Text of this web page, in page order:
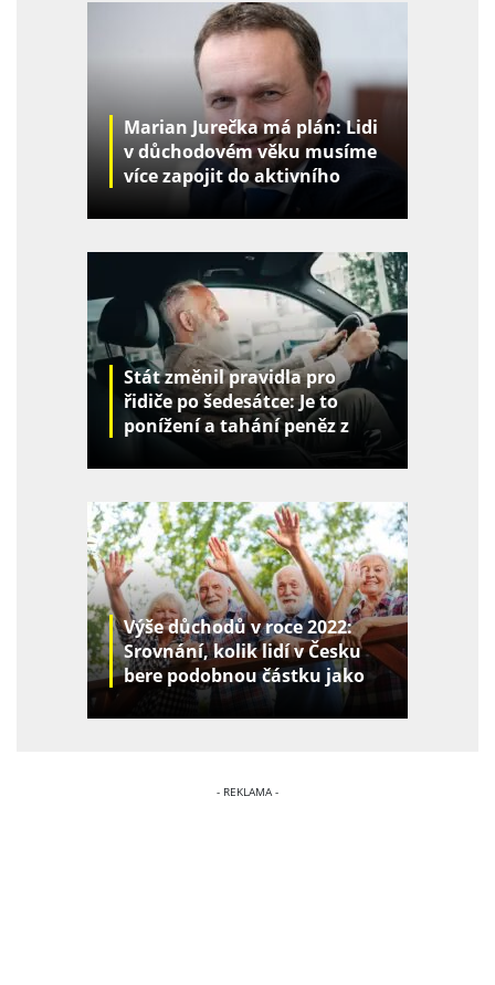
Marian Jurečka má plán: Lidi
v důchodovém věku musíme
více zapojit do aktivního
Stát změnil pravidla pro
řidiče po šedesátce: Je to
ponížení a tahání peněz z
Výše důchodů v roce 2022:
Srovnání, kolik lidí v Česku
bere podobnou částku jako